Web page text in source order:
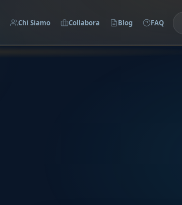
Chi Siamo Collabora Blog FAQ